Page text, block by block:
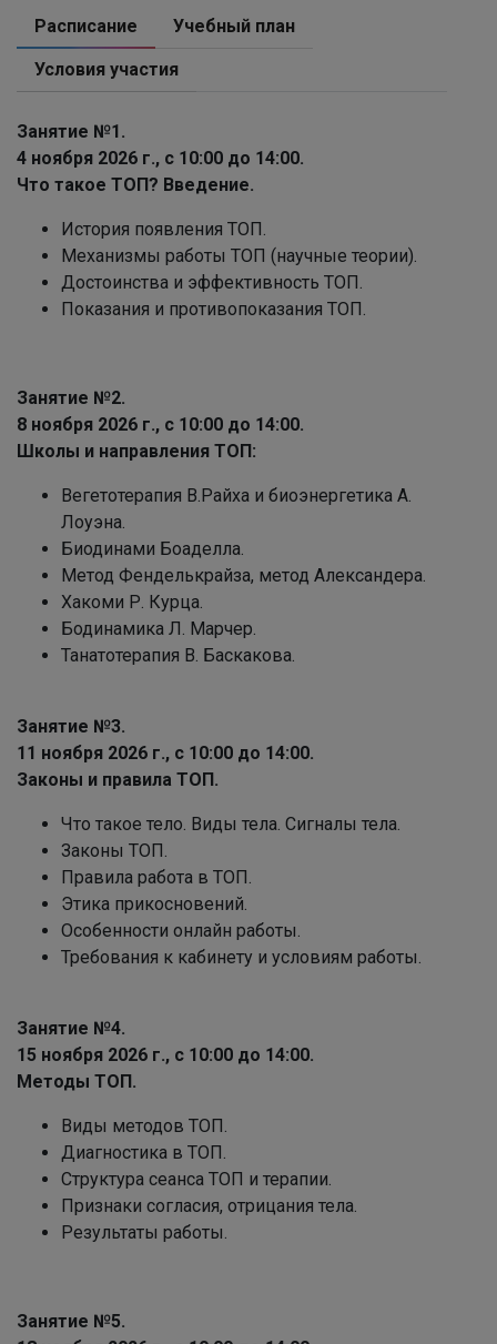
Расписание Учебный план
Условия участия
Занятие №1.
4 ноября 2026 г., с 10:00 до 14:00.
Что такое ТОП? Введение.
История появления ТОП.
Механизмы работы ТОП (научные теории).
Достоинства и эффективность ТОП.
Показания и противопоказания ТОП.
Занятие №2.
8 ноября 2026 г., с 10:00 до 14:00.
Школы и направления ТОП:
Вегетотерапия В.Райха и биоэнергетика А.
Лоуэна.
Биодинами Боаделла.
Метод Фенделькрайза, метод Александера.
Хакоми Р. Курца.
Бодинамика Л. Марчер.
Танатотерапия В. Баскакова.
Занятие №3.
11 ноября 2026 г., с 10:00 до 14:00.
Законы и правила ТОП.
Что такое тело. Виды тела. Сигналы тела.
Законы ТОП.
Правила работа в ТОП.
Этика прикосновений.
Особенности онлайн работы.
Требования к кабинету и условиям работы.
Занятие №4.
15 ноября 2026 г., с 10:00 до 14:00.
Методы ТОП.
Виды методов ТОП.
Диагностика в ТОП.
Структура сеанса ТОП и терапии.
Признаки согласия, отрицания тела.
Результаты работы.
Занятие №5.